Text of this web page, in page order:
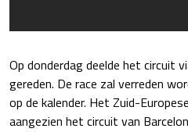
Op donderdag deelde het circuit
gereden. De race zal verreden
op de kalender. Het Zuid-
aangezien het circuit van